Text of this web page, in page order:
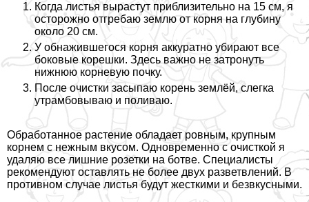
Когда листья вырастут приблизительно на 15 см, я
осторожно отгребаю землю от корня на глубину
около 20 см.
У обнажившегося корня аккуратно убирают все
боковые корешки. Здесь важно не затронуть
нижнюю корневую почку.
После очистки засыпаю корень землёй, слегка
утрамбовываю и поливаю.
Обработанное растение обладает ровным, крупным
корнем с нежным вкусом. Одновременно с очисткой я
удаляю все лишние розетки на ботве. Специалисты
рекомендуют оставлять не более двух разветвлений. В
противном случае листья будут жесткими и безвкусными.